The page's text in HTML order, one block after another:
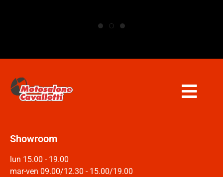
Showroom
lun 15.00 - 19.00
mar-ven 09.00/12.30 - 15.00/19.00